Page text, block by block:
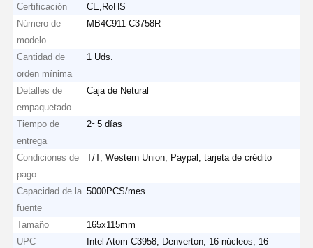
Certificación
CE,RoHS
Número de
modelo
MB4C911-C3758R
Cantidad de
orden mínima
1 Uds.
Detalles de
empaquetado
Caja de Netural
Tiempo de
entrega
2~5 días
Condiciones de
pago
T/T, Western Union, Paypal, tarjeta de crédito
Capacidad de la
fuente
5000PCS/mes
Tamaño
165x115mm
UPC
Intel Atom C3958, Denverton, 16 núcleos, 16